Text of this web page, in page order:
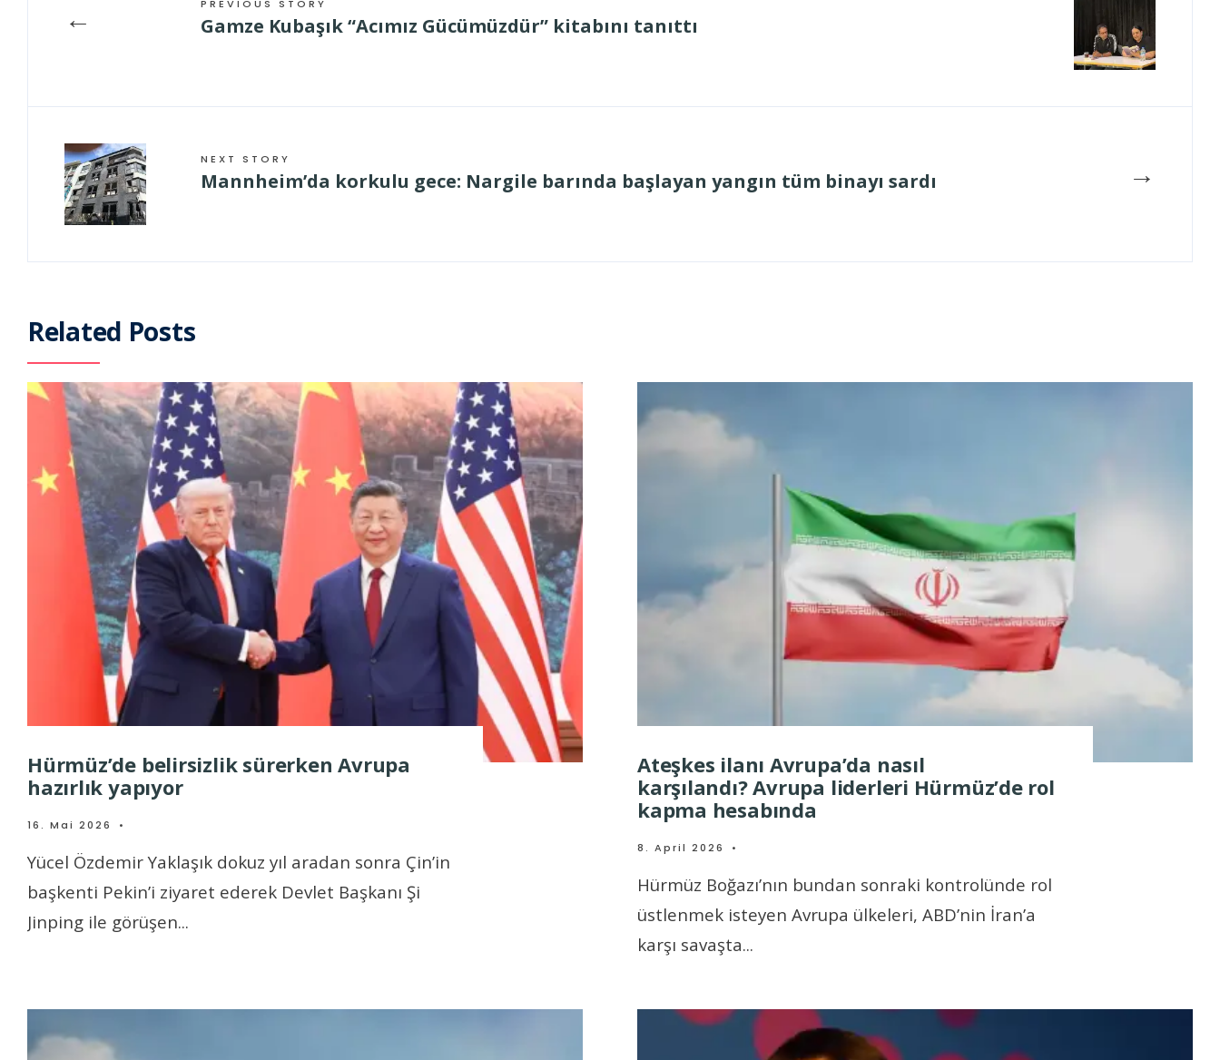
← PREVIOUS STORY
Gamze Kubaşık “Acımız Gücümüzdür” kitabını tanıttı
→
NEXT STORY
Mannheim’da korkulu gece: Nargile barında başlayan yangın tüm binayı sardı
Related Posts
Hürmüz’de belirsizlik sürerken Avrupa
hazırlık yapıyor
16. Mai 2026 •
Yücel Özdemir Yaklaşık dokuz yıl aradan sonra Çin’in
başkenti Pekin’i ziyaret ederek Devlet Başkanı Şi
Jinping ile görüşen...
Ateşkes ilanı Avrupa’da nasıl
karşılandı? Avrupa liderleri Hürmüz’de rol
kapma hesabında
8. April 2026 •
Hürmüz Boğazı’nın bundan sonraki kontrolünde rol
üstlenmek isteyen Avrupa ülkeleri, ABD’nin İran’a
karşı savaşta...